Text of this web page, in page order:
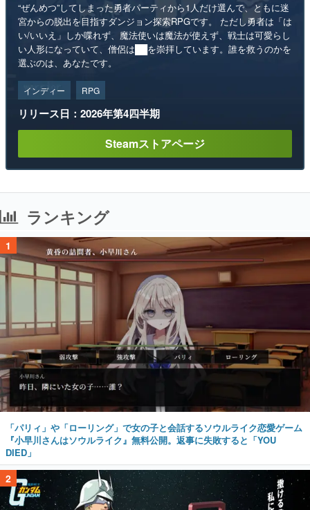
“ぜんめつ”してしまった勇者パーティから1人だけ選んで、ともに迷
宮からの脱出を目指すダンジョン探索RPGです。 ただし勇者は「は
い/いいえ」しか喋れず、魔法使いは魔法が使えず、戦士は可愛らし
い人形になっていて、僧侶は██を崇拝しています。誰を救うのかを
選ぶのは、あなたです。
インディー RPG
リリース日：2026年第4四半期
Steamストアページ
ランキング
1
「パリィ」や「ローリング」で女の子と会話するソウルライク恋愛ゲーム
『小早川さんはソウルライク』無料公開。返事に失敗すると「YOU
DIED」
2